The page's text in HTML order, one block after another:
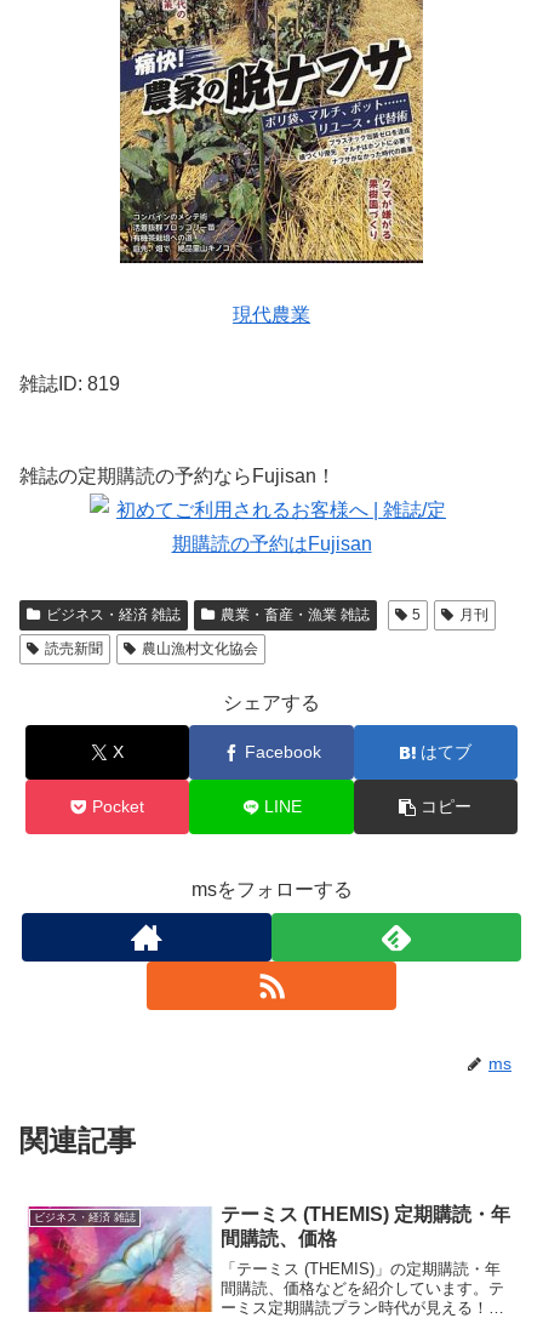
現代農業
雑誌ID: 819
雑誌の定期購読の予約ならFujisan！
ビジネス・経済 雑誌 農業・畜産・漁業 雑誌 5
月刊
読売新聞
農山漁村文化協会
シェアする
X Facebook はてブ
Pocket LINE コピー
msをフォローする
ms
関連記事
ビジネス・経済 雑誌
テーミス (THEMIS) 定期購読・年
間購読、価格
「テーミス (THEMIS)」の定期購読・年
間購読、価格などを紹介しています。テ
ーミス定期購読プラン時代が見える！未